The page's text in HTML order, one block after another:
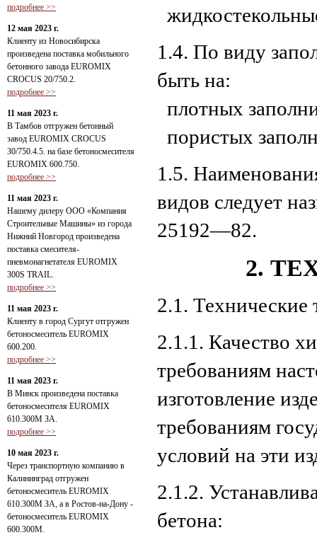
подробнее >>
12 мая 2023 г.
Клиенту из Новосибирска
произведена поставка мобильного
бетонного завода EUROMIX
CROCUS 20/750.2.
подробнее >>
11 мая 2023 г.
В Тамбов отгружен бетонный
завод EUROMIX CROCUS
30/750.4.5. на базе бетоносмесителя
EUROMIX 600.750.
подробнее >>
11 мая 2023 г.
Нашему дилеру ООО «Компания
Строительные Машины» из города
Нижний Новгород произведена
поставка смесителя-
пневмонагнетателя EUROMIX
300S TRAIL.
подробнее >>
11 мая 2023 г.
Клиенту в город Сургут отгружен
бетоносмеситель EUROMIX
600.200.
подробнее >>
11 мая 2023 г.
В Минск произведена поставка
бетоносмесителя EUROMIX
610.300М ЗА.
подробнее >>
10 мая 2023 г.
Через транспортную компанию в
Калининград отгружен
бетоносмеситель EUROMIX
610.300М ЗА, а в Ростов-на-Дону -
бетоносмеситель EUROMIX
600.300М.
1.4. По виду
быть на:
плотных
пористых
1.5.
видов следует
25192—82.
2.
2.1. Технические
2.1.1. Качество
требованиям
изготовление
требованиям
условий на эти
2.1.2.
бетона: